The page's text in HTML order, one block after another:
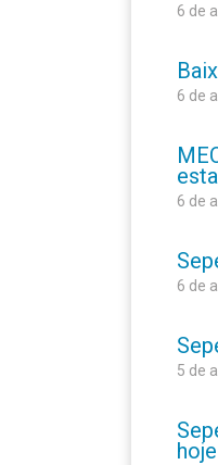
6 de
6 de
6 de
6 de
5 de